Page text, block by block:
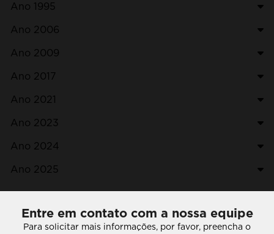
Ano 1995
Ano 2006
Ano 2009
Ano 2017
Ano 2021
Ano 2023
Ano 2024
Ano 2025
Entre em contato com a nossa equipe
Para solicitar mais informações, por favor, preencha o